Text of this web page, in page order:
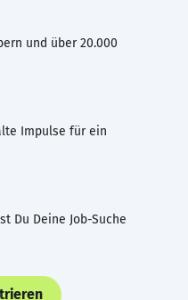
und über 20.000
Impulse für ein
Du Deine Job-Suche